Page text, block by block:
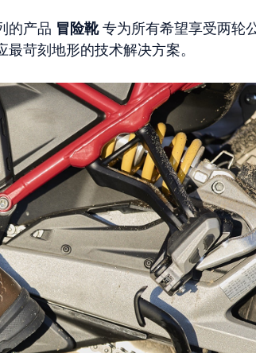
的产品 冒险靴专为所有希望享受两轮
苛刻地形的技术解决方案。